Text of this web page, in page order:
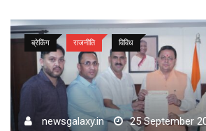
ब्रेकिंग राजनीति विविध
newsgalaxy.in
25 September